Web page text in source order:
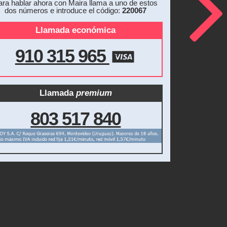
hablar ahora con Maira llama a uno de estos
dos números e introduce el código:220067
Llamada económica
910 315 965
Llamada premium
803 517 840